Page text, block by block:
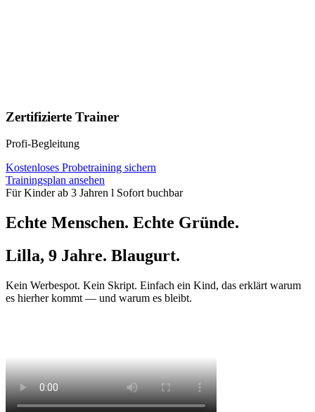
Zertifizierte Trainer
Profi-Begleitung
Kostenloses Probetraining sichern
Trainingsplan ansehen
Für Kinder ab 3 Jahren l Sofort buchbar
Echte Menschen. Echte Gründe.
Lilla, 9 Jahre. Blaugurt.
Kein Werbespot. Kein Skript. Einfach ein Kind, das erklärt warum
es hierher kommt — und warum es bleibt.